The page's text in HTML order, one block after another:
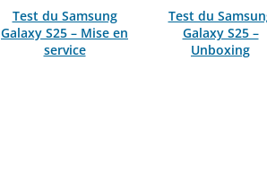
Test du Samsung
Galaxy S25 – Mise en
service
Test du
Galaxy S25 –
Unboxing